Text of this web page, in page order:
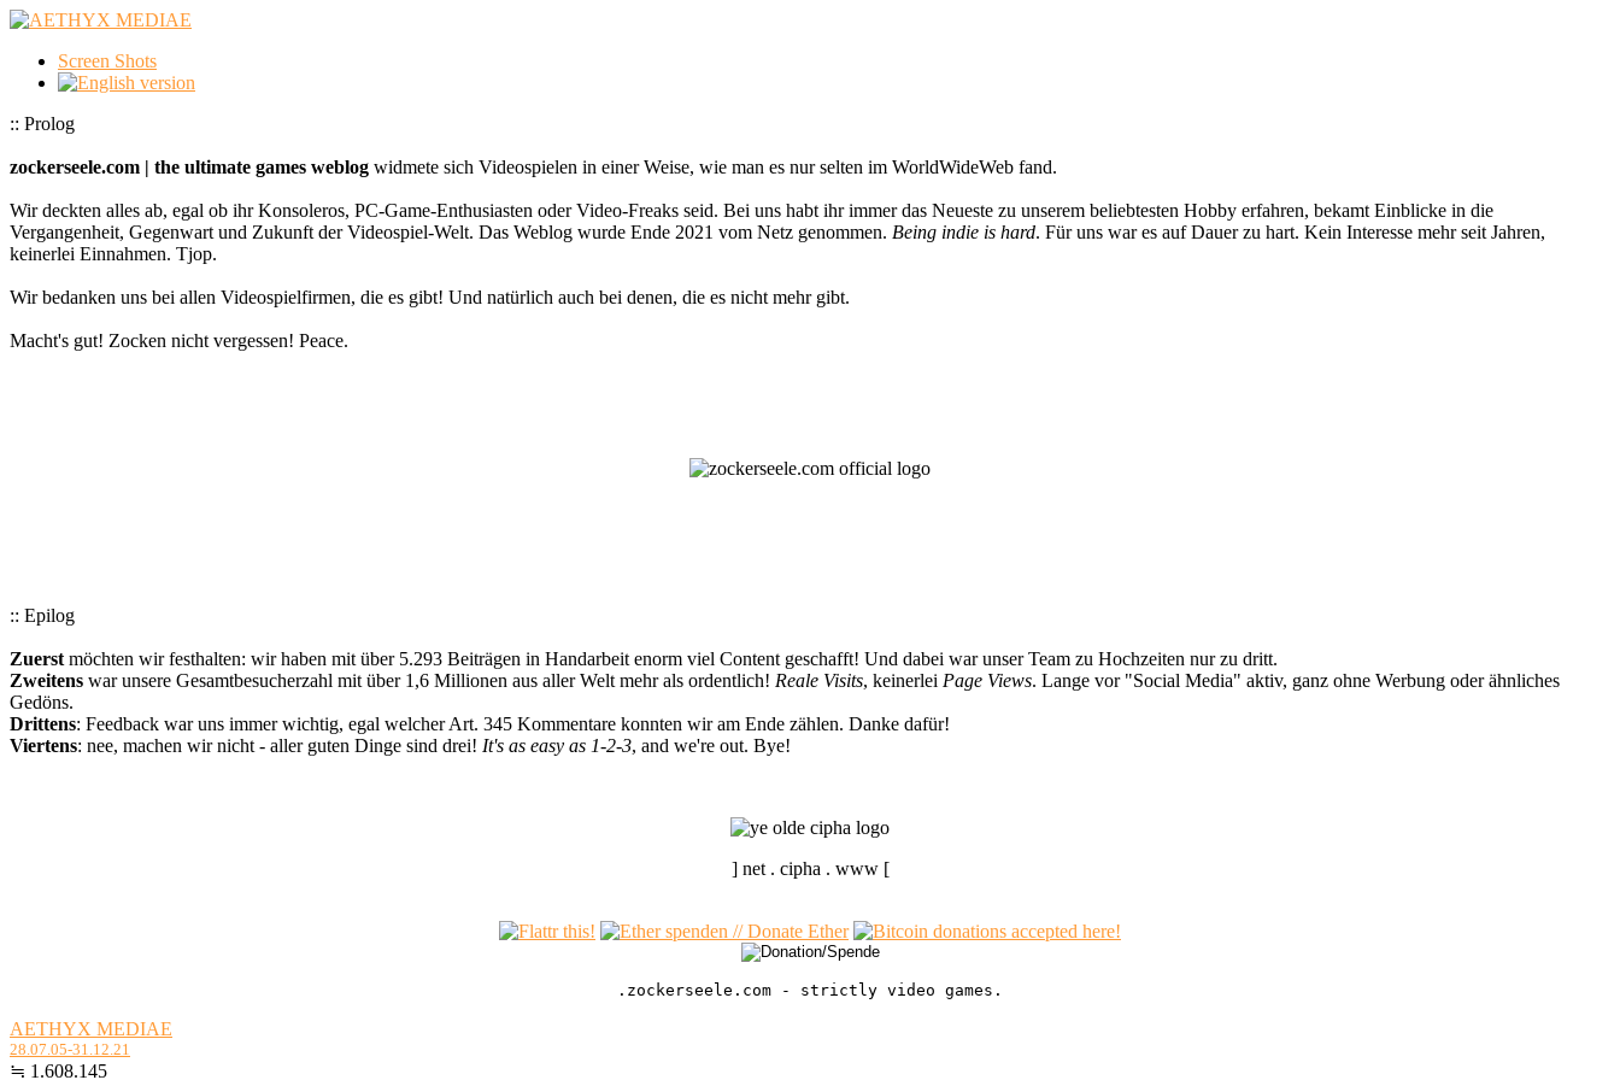
Screen Shots
:: Prolog
zockerseele.com | the ultimate games weblog widmete sich Videospielen in einer Weise, wie man es nur selten im WorldWideWeb fand.
Wir deckten alles ab, egal ob ihr Konsoleros, PC-Game-Enthusiasten oder Video-Freaks seid. Bei uns habt ihr immer das Neueste zu unserem beliebtesten Hobby erfahren, bekamt Einblicke in die
Vergangenheit, Gegenwart und Zukunft der Videospiel-Welt. Das Weblog wurde Ende 2021 vom Netz genommen. Being indie is hard. Für uns war es auf Dauer zu hart. Kein Interesse mehr seit Jahren,
keinerlei Einnahmen. Tjop.
Wir bedanken uns bei allen Videospielfirmen, die es gibt! Und natürlich auch bei denen, die es nicht mehr gibt.
Macht's gut! Zocken nicht vergessen! Peace.
:: Epilog
Zuerst möchten wir festhalten: wir haben mit über 5.293 Beiträgen in Handarbeit enorm viel Content geschafft! Und dabei war unser Team zu Hochzeiten nur zu dritt.
Zweitens war unsere Gesamtbesucherzahl mit über 1,6 Millionen aus aller Welt mehr als ordentlich! Reale Visits, keinerlei Page Views. Lange vor "Social Media" aktiv, ganz ohne Werbung oder ähnliches
Gedöns.
Drittens: Feedback war uns immer wichtig, egal welcher Art. 345 Kommentare konnten wir am Ende zählen. Danke dafür!
Viertens: nee, machen wir nicht - aller guten Dinge sind drei! It's as easy as 1-2-3, and we're out. Bye!
] net . cipha . www [
.zockerseele.com - strictly video games.
AETHYX MEDIAE
28.07.05-31.12.21
≒ 1.608.145